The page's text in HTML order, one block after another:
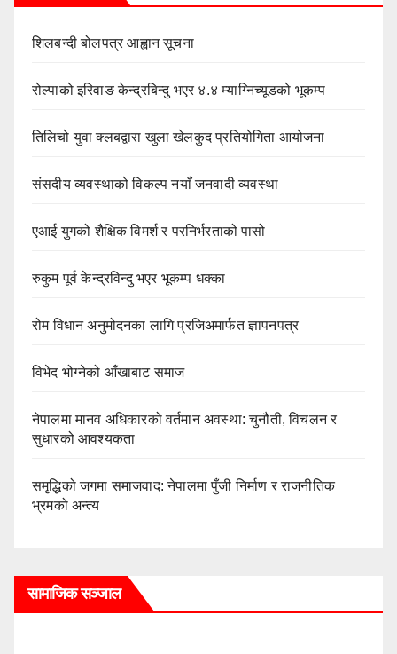
शिलबन्दी बोलपत्र आह्वान सूचना
रोल्पाको इरिवाङ केन्द्रबिन्दु भएर ४.४ म्याग्निच्यूडको भूकम्प
तिलिचो युवा क्लबद्वारा खुला खेलकुद प्रतियोगिता आयोजना
संसदीय व्यवस्थाको विकल्प नयाँ जनवादी व्यवस्था
एआई युगको शैक्षिक विमर्श र परनिर्भरताको पासो
रुकुम पूर्व केन्द्रविन्दु भएर भूकम्प धक्का
रोम विधान अनुमोदनका लागि प्रजिअमार्फत ज्ञापनपत्र
विभेद भोग्नेको आँखाबाट समाज
नेपालमा मानव अधिकारको वर्तमान अवस्था: चुनौती, विचलन र
सुधारको आवश्यकता
समृद्धिको जगमा समाजवाद: नेपालमा पुँजी निर्माण र राजनीतिक
भ्रमको अन्त्य
सामाजिक सञ्जाल